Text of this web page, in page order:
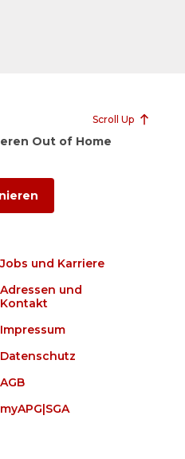
Scroll Up
Out of Home
Jobs und Karriere
Adressen und
Kontakt
Impressum
Datenschutz
AGB
myAPG|SGA